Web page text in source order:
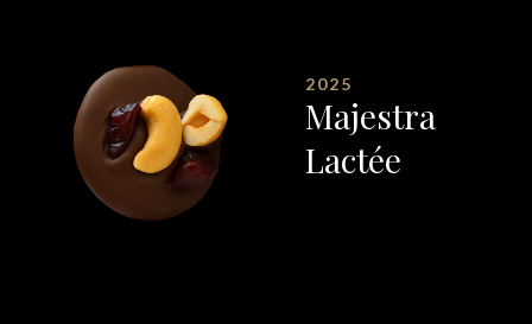
2025
Majestra
Lactée